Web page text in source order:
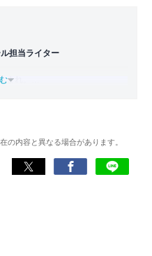
担当ライター
まれ。
フト・アプリを利用。iPhone
デバイスに興味をもち、
すようになる。
の内容と異なる場合があります。